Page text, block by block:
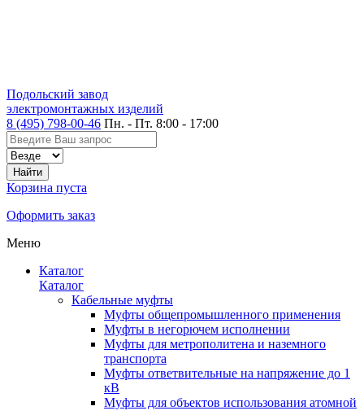
Подольский завод
электромонтажных изделий
8 (495) 798-00-46 Пн. - Пт. 8:00 - 17:00
Корзина пуста
Оформить заказ
Меню
Каталог
Каталог
Кабельные муфты
Муфты общепромышленного применения
Муфты в негорючем исполнении
Муфты для метрополитена и наземного
транспорта
Муфты ответвительные на напряжение до 1
кВ
Муфты для объектов использования атомной